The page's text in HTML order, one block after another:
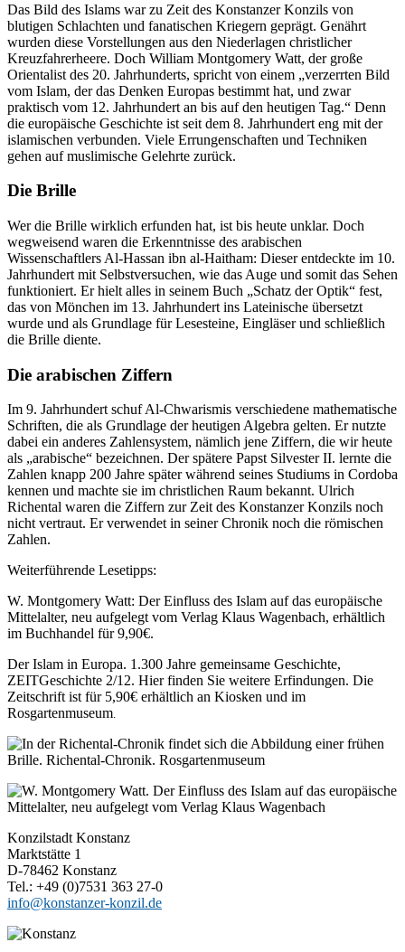
Das Bild des Islams war zu Zeit des Konstanzer Konzils von
blutigen Schlachten und fanatischen Kriegern geprägt. Genährt
wurden diese Vorstellungen aus den Niederlagen christlicher
Kreuzfahrerheere. Doch William Montgomery Watt, der große
Orientalist des 20. Jahrhunderts, spricht von einem „verzerrten Bild
vom Islam, der das Denken Europas bestimmt hat, und zwar
praktisch vom 12. Jahrhundert an bis auf den heutigen Tag.“ Denn
die europäische Geschichte ist seit dem 8. Jahrhundert eng mit der
islamischen verbunden. Viele Errungenschaften und Techniken
gehen auf muslimische Gelehrte zurück.
Die Brille
Wer die Brille wirklich erfunden hat, ist bis heute unklar. Doch
wegweisend waren die Erkenntnisse des arabischen
Wissenschaftlers Al-Hassan ibn al-Haitham: Dieser entdeckte im 10.
Jahrhundert mit Selbstversuchen, wie das Auge und somit das Sehen
funktioniert. Er hielt alles in seinem Buch „Schatz der Optik“ fest,
das von Mönchen im 13. Jahrhundert ins Lateinische übersetzt
wurde und als Grundlage für Lesesteine, Eingläser und schließlich
die Brille diente.
Die arabischen Ziffern
Im 9. Jahrhundert schuf Al-Chwarismis verschiedene mathematische
Schriften, die als Grundlage der heutigen Algebra gelten. Er nutzte
dabei ein anderes Zahlensystem, nämlich jene Ziffern, die wir heute
als „arabische“ bezeichnen. Der spätere Papst Silvester II. lernte die
Zahlen knapp 200 Jahre später während seines Studiums in Cordoba
kennen und machte sie im christlichen Raum bekannt. Ulrich
Richental waren die Ziffern zur Zeit des Konstanzer Konzils noch
nicht vertraut. Er verwendet in seiner Chronik noch die römischen
Zahlen.
Weiterführende Lesetipps:
W. Montgomery Watt: Der Einfluss des Islam auf das europäische
Mittelalter, neu aufgelegt vom Verlag Klaus Wagenbach, erhältlich
im Buchhandel für 9,90€.
Der Islam in Europa. 1.300 Jahre gemeinsame Geschichte,
ZEITGeschichte 2/12. Hier finden Sie weitere Erfindungen. Die
Zeitschrift ist für 5,90€ erhältlich an Kiosken und im
Rosgartenmuseum.
Konzilstadt Konstanz
Marktstätte 1
D-78462 Konstanz
Tel.: +49 (0)7531 363 27-0
info@konstanzer-konzil.de